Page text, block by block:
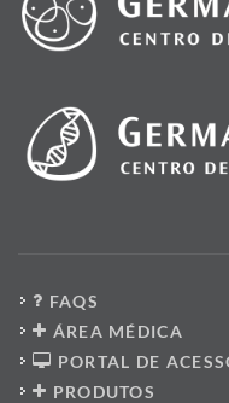
FAQS
ÁREA MÉDICA
PORTAL DE
PRODUTOS